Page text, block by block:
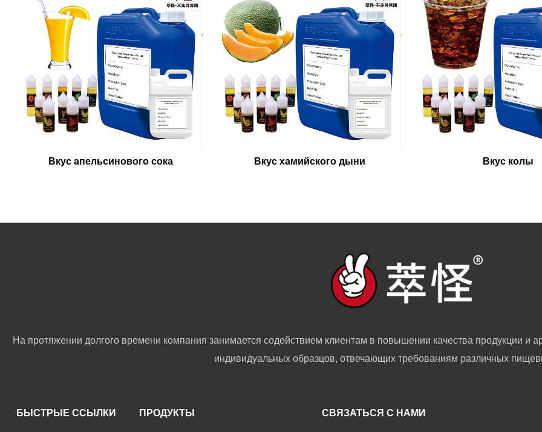
Вкус апельсинового сока Вкус хамийского дыни Вкус колы
На протяжении долгого времени компания занимается содействием клиентам в повышении качества продукции и
индивидуальных образцов, отвечающих требованиям различных
БЫСТРЫЕ ССЫЛКИ ПРОДУКТЫ СВЯЗАТЬСЯ С НАМИ